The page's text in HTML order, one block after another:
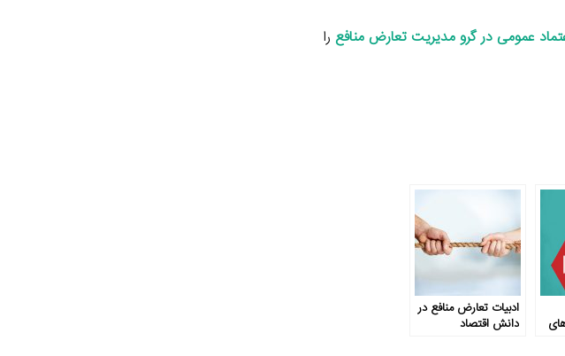
عمومی در گرو مدیریت تعارض منافع را
ادبیات تعارض منافع در
دانش اقتصاد